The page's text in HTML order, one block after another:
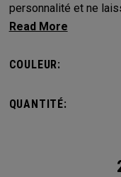
personnalité et ne
qui vous appartient.
COULEUR:
QUANTITÉ: